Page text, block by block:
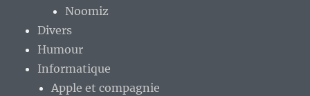
Noomiz
Divers
Humour
Informatique
Apple et compagnie